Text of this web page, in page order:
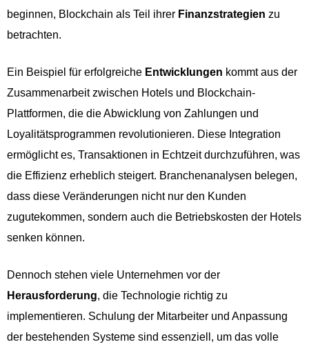
beginnen, Blockchain als Teil ihrer Finanzstrategien zu
betrachten.
Ein Beispiel für erfolgreiche Entwicklungen kommt aus der
Zusammenarbeit zwischen Hotels und Blockchain-
Plattformen, die die Abwicklung von Zahlungen und
Loyalitätsprogrammen revolutionieren. Diese Integration
ermöglicht es, Transaktionen in Echtzeit durchzuführen, was
die Effizienz erheblich steigert. Branchenanalysen belegen,
dass diese Veränderungen nicht nur den Kunden
zugutekommen, sondern auch die Betriebskosten der Hotels
senken können.
Dennoch stehen viele Unternehmen vor der
Herausforderung, die Technologie richtig zu
implementieren. Schulung der Mitarbeiter und Anpassung
der bestehenden Systeme sind essenziell, um das volle